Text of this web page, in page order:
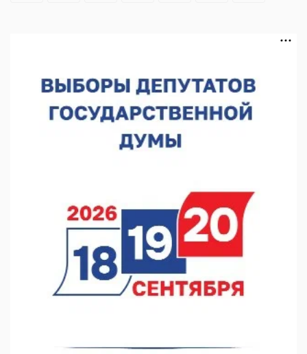
пожарного
07.08.2026 12:15
В Нижнем Новгороде прошло совещание Росгвардии
07.08.2026 12:04